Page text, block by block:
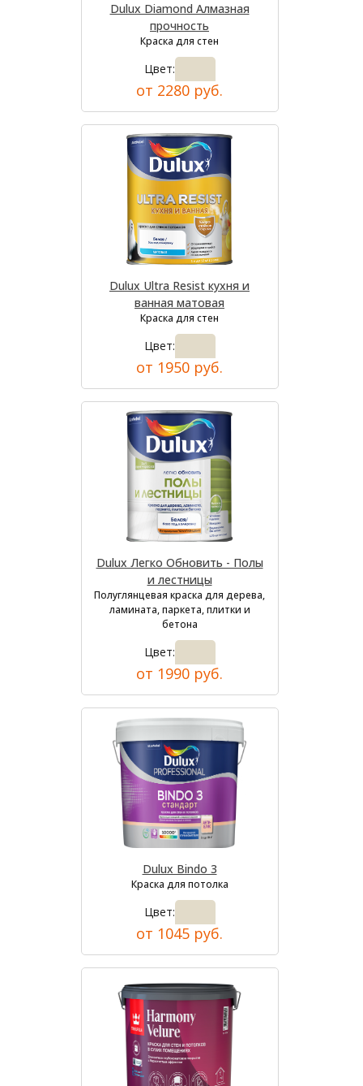
Dulux Diamond Алмазная
прочность
Краска для стен
Цвет:
от 2280 руб.
Dulux Ultra Resist кухня и
ванная матовая
Краска для стен
Цвет:
от 1950 руб.
Dulux Легко Обновить - Полы
и лестницы
Полуглянцевая краска для дерева,
ламината, паркета, плитки и
бетона
Цвет:
от 1990 руб.
Dulux Bindo 3
Краска для потолка
Цвет:
от 1045 руб.